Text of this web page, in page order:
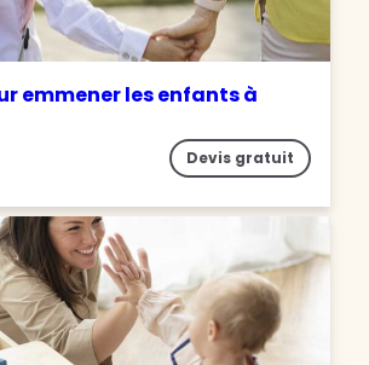
emmener les enfants à
Devis gratuit